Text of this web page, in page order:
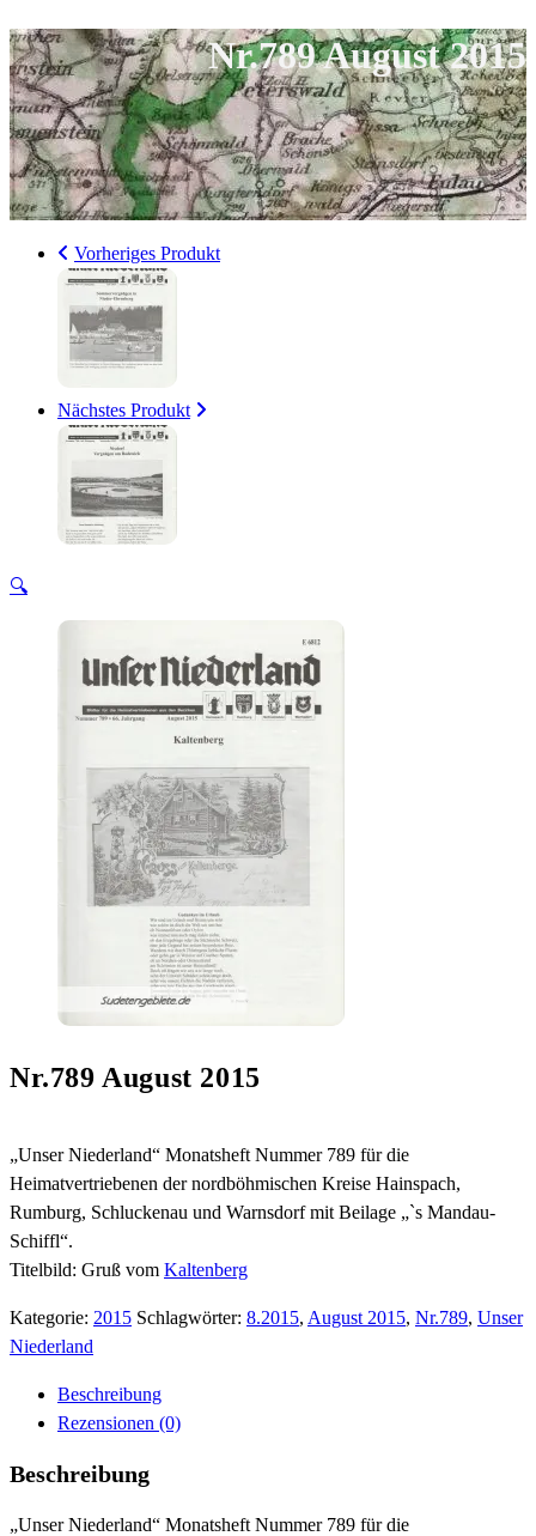
Nr.789 August 2015
Vorheriges Produkt
Nächstes Produkt
🔍
Nr.789 August 2015
„Unser Niederland“ Monatsheft Nummer 789 für die
Heimatvertriebenen der nordböhmischen Kreise Hainspach,
Rumburg, Schluckenau und Warnsdorf mit Beilage „`s Mandau-
Schiffl“.
Titelbild: Gruß vom Kaltenberg
Kategorie: 2015 Schlagwörter: 8.2015, August 2015, Nr.789, Unser
Niederland
Beschreibung
Rezensionen (0)
Beschreibung
„Unser Niederland“ Monatsheft Nummer 789 für die